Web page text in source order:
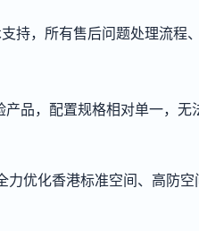
持，所有售后问题处理流程
品，配置规格相对单一，
优化香港标准空间、高防